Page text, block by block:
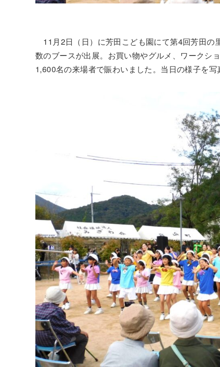
11月2日（日）に芳田こども園にて第4回芳田の
数のブースが出展。お買い物やグルメ、ワークシ
1,600名の来場者で賑わいました。当日の様子を